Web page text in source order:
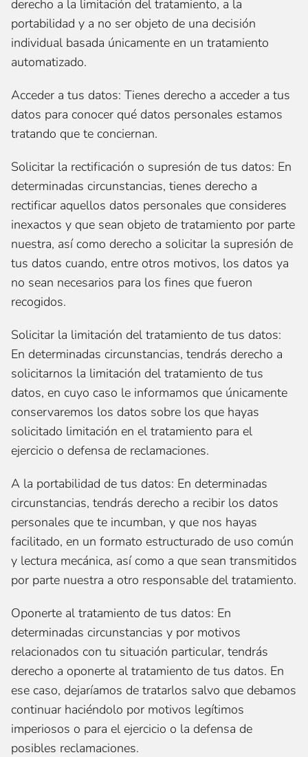
derecho a la limitación del tratamiento, a la
portabilidad y a no ser objeto de una decisión
individual basada únicamente en un tratamiento
automatizado.
Acceder a tus datos: Tienes derecho a acceder a tus
datos para conocer qué datos personales estamos
tratando que te conciernan.
Solicitar la rectificación o supresión de tus datos: En
determinadas circunstancias, tienes derecho a
rectificar aquellos datos personales que consideres
inexactos y que sean objeto de tratamiento por parte
nuestra, así como derecho a solicitar la supresión de
tus datos cuando, entre otros motivos, los datos ya
no sean necesarios para los fines que fueron
recogidos.
Solicitar la limitación del tratamiento de tus datos:
En determinadas circunstancias, tendrás derecho a
solicitarnos la limitación del tratamiento de tus
datos, en cuyo caso le informamos que únicamente
conservaremos los datos sobre los que hayas
solicitado limitación en el tratamiento para el
ejercicio o defensa de reclamaciones.
A la portabilidad de tus datos: En determinadas
circunstancias, tendrás derecho a recibir los datos
personales que te incumban, y que nos hayas
facilitado, en un formato estructurado de uso común
y lectura mecánica, así como a que sean transmitidos
por parte nuestra a otro responsable del tratamiento.
Oponerte al tratamiento de tus datos: En
determinadas circunstancias y por motivos
relacionados con tu situación particular, tendrás
derecho a oponerte al tratamiento de tus datos. En
ese caso, dejaríamos de tratarlos salvo que debamos
continuar haciéndolo por motivos legítimos
imperiosos o para el ejercicio o la defensa de
posibles reclamaciones.